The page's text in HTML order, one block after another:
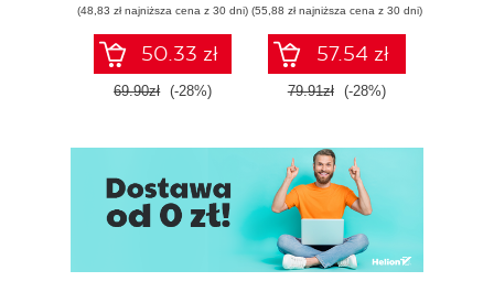
(ale nigdy Ci nie
powiedziano)
(48,83 zł najniższa cena z 30 dni)
50.33 zł
69.90zł (-28%)
(55,88 zł najniższa cena z 30 dni)
57.54 zł
79.91zł (-28%)